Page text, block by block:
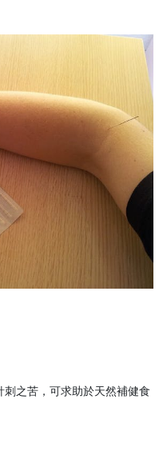
之苦，可求助於天然補健食